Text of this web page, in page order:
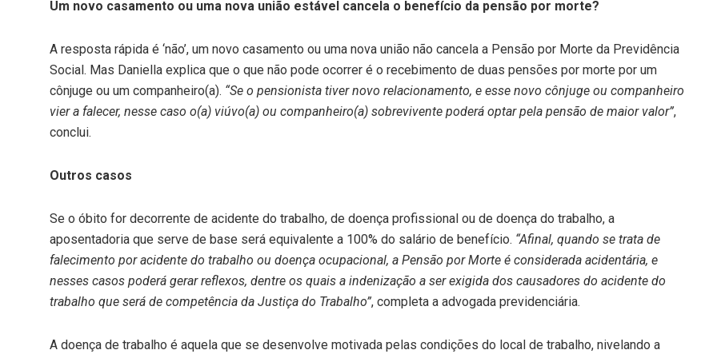
Um novo casamento ou uma nova união estável cancela o benefício da pensão por morte?
A resposta rápida é ‘não’, um novo casamento ou uma nova união não cancela a Pensão por Morte da Previdência
Social. Mas Daniella explica que o que não pode ocorrer é o recebimento de duas pensões por morte por um
cônjuge ou um companheiro(a). “Se o pensionista tiver novo relacionamento, e esse novo cônjuge ou companheiro
vier a falecer, nesse caso o(a) viúvo(a) ou companheiro(a) sobrevivente poderá optar pela pensão de maior valor”,
conclui.
Outros casos
Se o óbito for decorrente de acidente do trabalho, de doença profissional ou de doença do trabalho, a
aposentadoria que serve de base será equivalente a 100% do salário de benefício. “Afinal, quando se trata de
falecimento por acidente do trabalho ou doença ocupacional, a Pensão por Morte é considerada acidentária, e
nesses casos poderá gerar reflexos, dentre os quais a indenização a ser exigida dos causadores do acidente do
trabalho que será de competência da Justiça do Trabalho”, completa a advogada previdenciária.
A doença de trabalho é aquela que se desenvolve motivada pelas condições do local de trabalho, nivelando a